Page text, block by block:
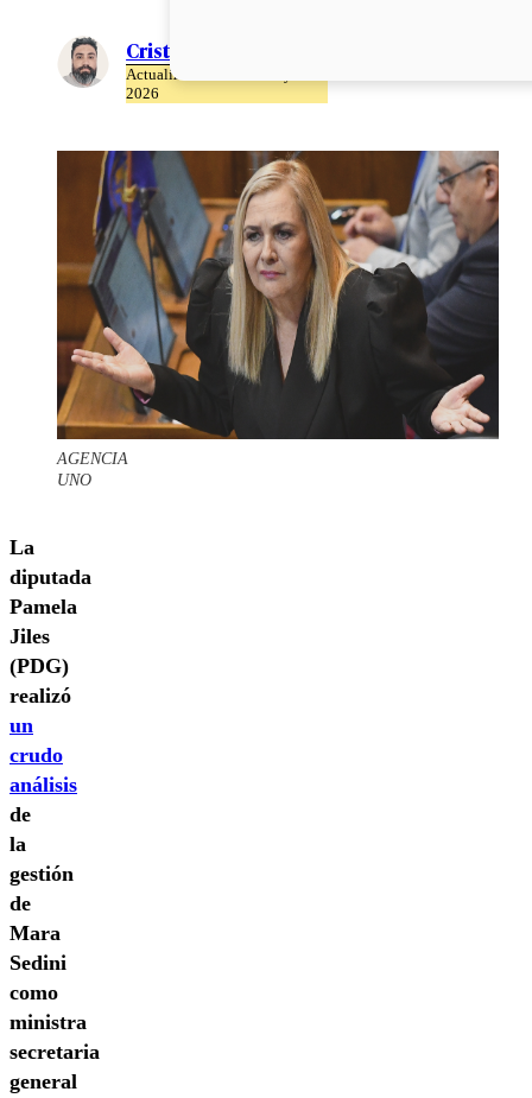
Cristián Meza
Actualizado el 26 de Mayo del
2026
AGENCIA
UNO
La
diputada
Pamela
Jiles
(PDG)
realizó
un
crudo
análisis
de
la
gestión
de
Mara
Sedini
como
ministra
secretaria
general